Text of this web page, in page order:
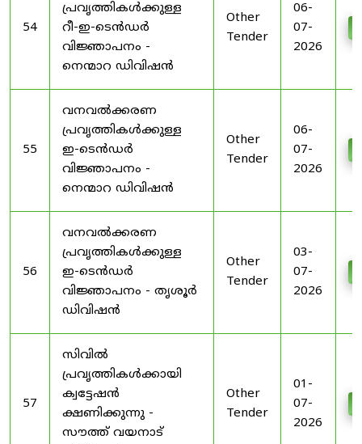
54
പ്രവൃത്തികൾക്കുള്ള
റീ-ഇ-ടെൻഡർ
വിജ്ഞാപനം -
നെന്മാറ ഡിവിഷൻ
Other
Tender
06-
07-
2026
55
വനവൽക്കരണ
പ്രവൃത്തികൾക്കുള്ള
ഇ-ടെൻഡർ
വിജ്ഞാപനം -
നെന്മാറ ഡിവിഷൻ
Other
Tender
06-
07-
2026
56
വനവൽക്കരണ
പ്രവൃത്തികൾക്കുള്ള
ഇ-ടെൻഡർ
വിജ്ഞാപനം - തൃശൂർ
ഡിവിഷൻ
Other
Tender
03-
07-
2026
57
സിവിൽ
പ്രവൃത്തികൾക്കായി
ക്വട്ടേഷൻ
ക്ഷണിക്കുന്നു -
സൗത്ത് വയനാട്
Other
Tender
01-
07-
2026